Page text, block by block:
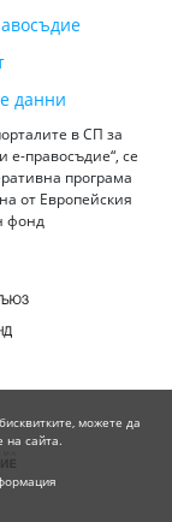
данни
в СП за
е-правосъдие“, се
програма
от Европейския
фонд
можете да
на сайта.